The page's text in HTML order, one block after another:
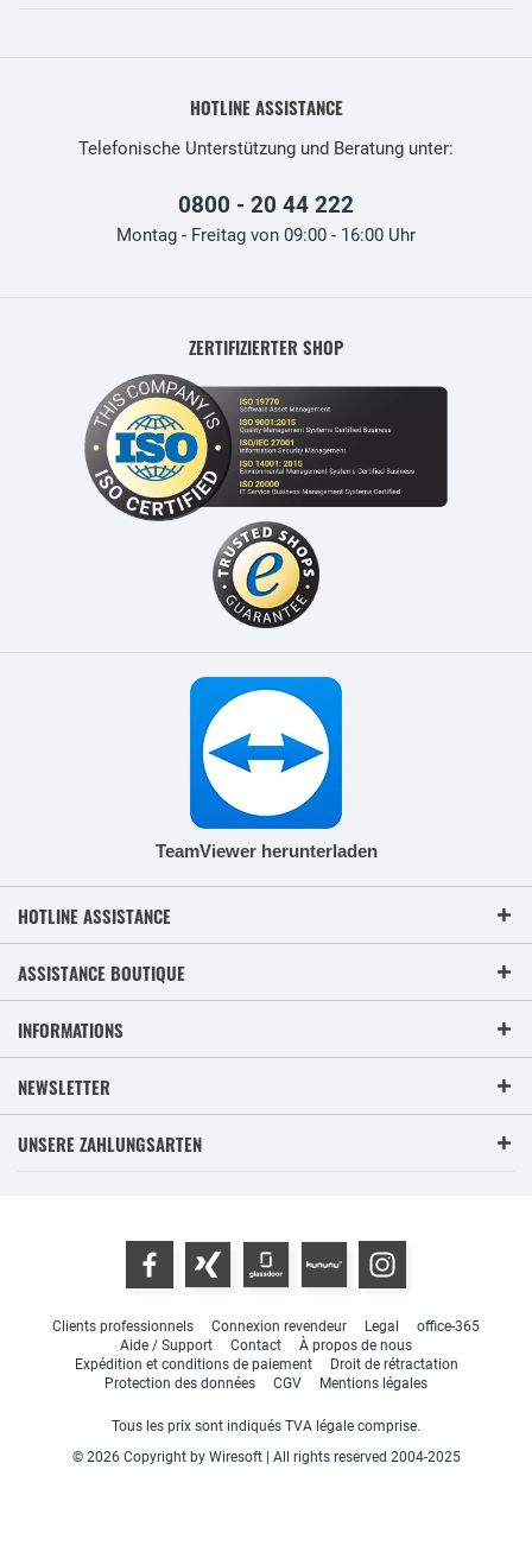
HOTLINE ASSISTANCE
Telefonische Unterstützung und Beratung unter:
0800 - 20 44 222
Montag - Freitag von 09:00 - 16:00 Uhr
ZERTIFIZIERTER SHOP
TeamViewer herunterladen
HOTLINE ASSISTANCE
ASSISTANCE BOUTIQUE
INFORMATIONS
NEWSLETTER
UNSERE ZAHLUNGSARTEN
Clients professionnels Connexion revendeur Legal
office-365
Aide / Support
Contact
À propos de nous
Expédition et conditions de paiement
Droit de rétractation
Protection des données
CGV Mentions légales
Tous les prix sont indiqués TVA légale comprise.
© 2026 Copyright by Wiresoft | All rights reserved 2004-2025